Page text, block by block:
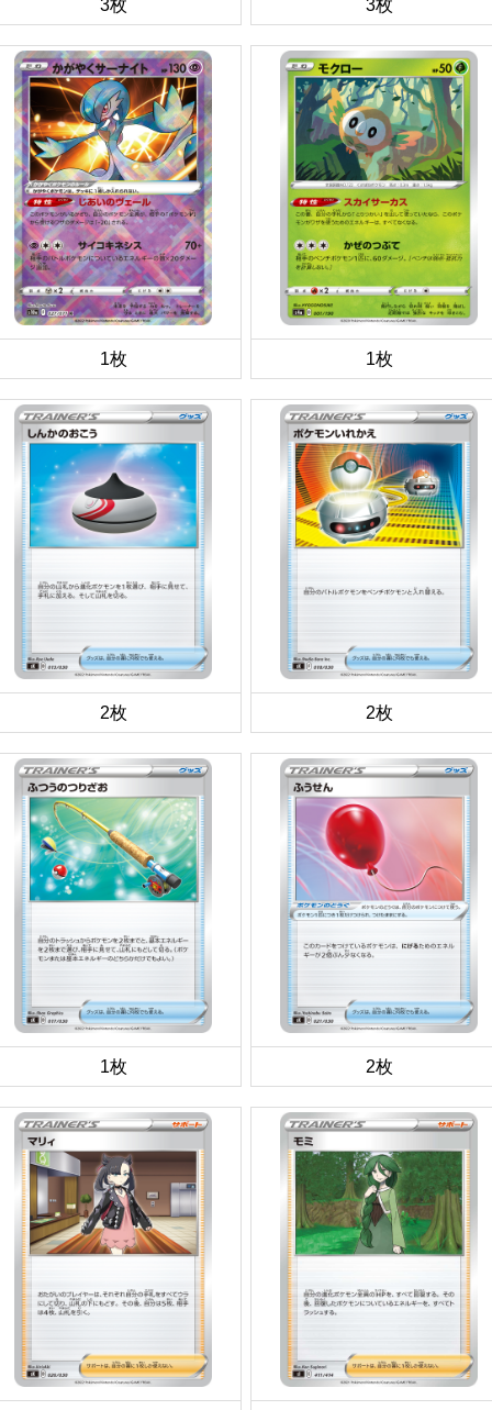
3枚 3枚
1枚 1枚
2枚 2枚
1枚 2枚